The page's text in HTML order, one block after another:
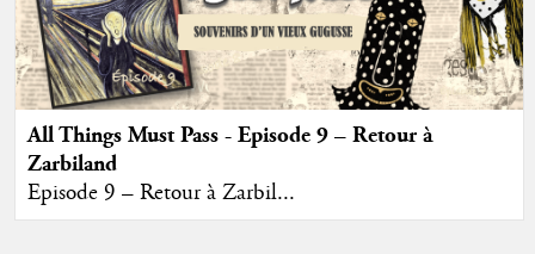
All Things Must Pass - Episode 9 – Retour à
Zarbiland
Episode 9 – Retour à Zarbil...